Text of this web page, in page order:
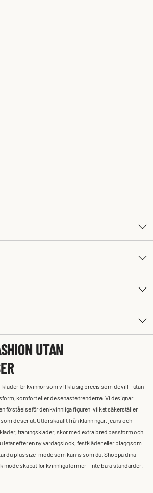
UTAN
för kvinnor som vill klä sig precis som de vill – utan
komfort eller de senaste trenderna. Vi designar
förståelse för den kvinnliga figuren, vilket säkerställer
de ser ut. Utforska allt från klänningar, jeans och
träningskläder, skor med extra bred passform och
letar efter en ny vardagslook, festkläder eller plagg som
du plus size-mode som känns som du. Shoppa dina
skapat för kvinnliga former – inte bara standarder.